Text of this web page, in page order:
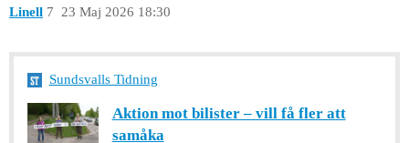
Linell 23 Maj 2026 18:30
7
Sundsvalls Tidning
Aktion mot bilister – vill få fler att
samåka